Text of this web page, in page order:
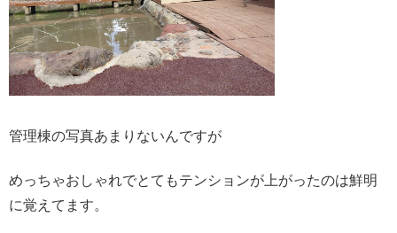
管理棟の写真あまりないんですが
めっちゃおしゃれでとてもテンションが上がったのは鮮明
に覚えてます。